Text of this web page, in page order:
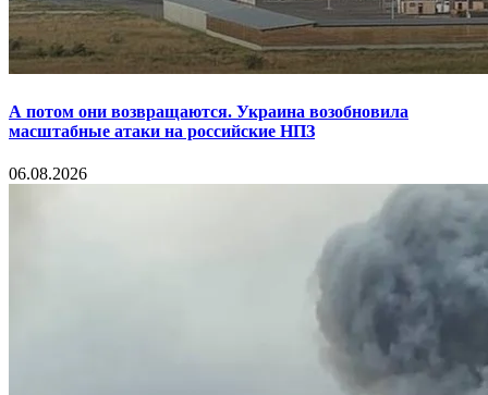
А потом они возвращаются. Украина возобновила
масштабные атаки на российские НПЗ
06.08.2026